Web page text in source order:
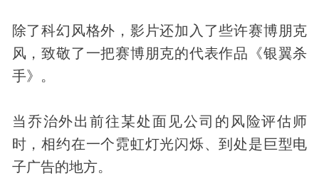
除了科幻风格外，影片还加入了些许赛博朋克
风，致敬了一把赛博朋克的代表作品《银翼杀
手》。
当乔治外出前往某处面见公司的风险评估师
时，相约在一个霓虹灯光闪烁、到处是巨型电
子广告的地方。